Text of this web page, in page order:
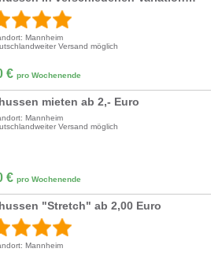
Mannheim
Versand möglich
€ pro Wochenende
mieten ab 2,- Euro
Mannheim
Versand möglich
€ pro Wochenende
"Stretch" ab 2,00 Euro
Mannheim